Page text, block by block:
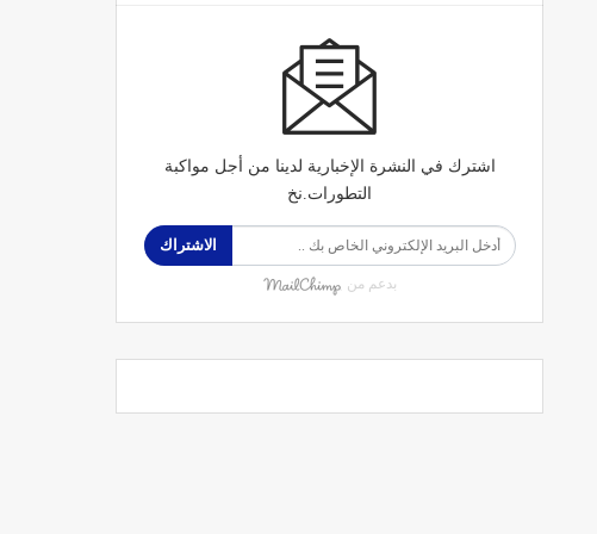
اشترك في النشرة الإخبارية لدينا من أجل مواكبة
التطورات.نخ
الاشتراك
بدعم من